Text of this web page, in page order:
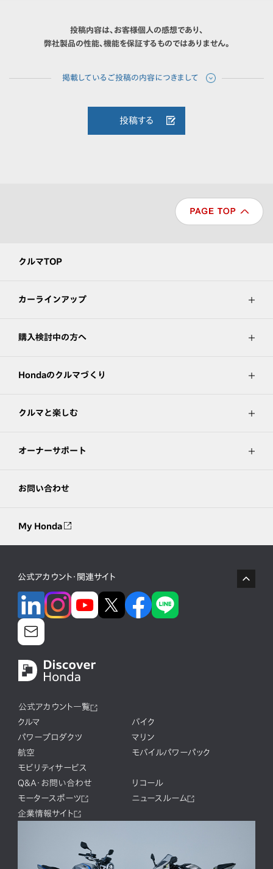
投稿内容は、お客様個人の感想であり、
弊社製品の性能、機能を保証するものではありません。
投稿する
クルマTOP
カーラインアップ
購入検討中の方へ
Hondaのクルマづくり
クルマと楽しむ
オーナーサポート
お問い合わせ
My Honda
公式アカウント・関連サイト
公式アカウント一覧
クルマ
バイク
パワープロダクツ
マリン
航空
モバイルパワーパック
モビリティサービス
Q&A・お問い合わせ
リコール
モータースポーツ
ニュースルーム
企業情報サイト